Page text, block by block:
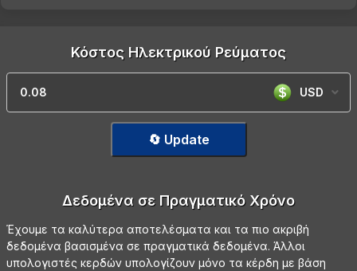
Κόστος Ηλεκτρικού Ρεύματος
USD
🔄 Update
Δεδομένα σε Πραγματικό Χρόνο
Έχουμε τα καλύτερα αποτελέσματα και τα πιο ακριβή
δεδομένα βασισμένα σε πραγματικά δεδομένα. Άλλοι
υπολογιστές κερδών υπολογίζουν μόνο τα κέρδη με βάση